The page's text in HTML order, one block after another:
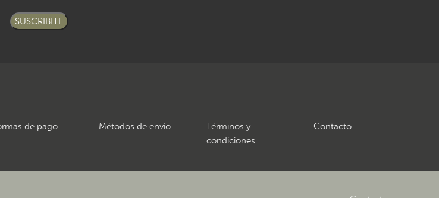
SUSCRIBITE
de pago Métodos de envío
Términos y
condiciones
Contacto